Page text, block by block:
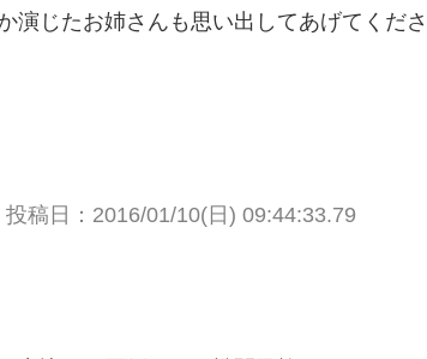
演じたお姉さんも思い出してあげてくださ
投稿日：2016/01/10(日) 09:44:33.79